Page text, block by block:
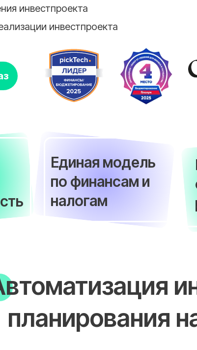
инвестпроекта
инвестпроекта
Единая модель
по финансам и
налогам
планирования